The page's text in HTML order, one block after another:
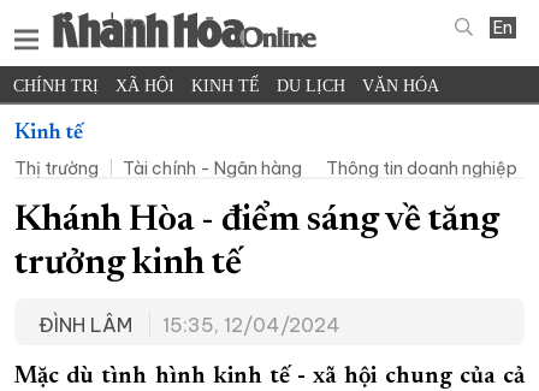
En
CHÍNH TRỊ XÃ HỘI KINH TẾ DU LỊCH VĂN HÓA
THỂ THAO
KHOA HỌC - CÔNG NGHỆ PHÁP LUẬT BẠN ĐỌC PHÓNG SỰ
THẾ GIỚI MULTIMEDIA VIDEO ĐỌC BÁO ONLINE
PODCAST THÔNG TIN - QUẢNG CÁO
TRƯỜNG SA BIỂN ĐẢO QUÊ HƯƠNG
CHUNG TAY CẢI CÁCH HÀNH CHÍNH
Kinh tế
Thị trường
Tài chính - Ngân hàng Thông tin doanh nghiệp
Khánh Hòa - điểm sáng về tăng
trưởng kinh tế
ĐÌNH LÂM 15:35, 12/04/2024
Mặc dù tình hình kinh tế - xã hội chung của cả